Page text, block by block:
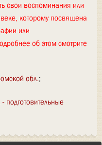
свои воспоминания или
которому посвящена
или
об этом смотрите
обл.
подготовительные